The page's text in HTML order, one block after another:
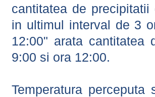
cantitatea de
in ultimul interval de 3
12:00" arata cantitatea
9:00 si ora 12:00.
Temperatura perceputa